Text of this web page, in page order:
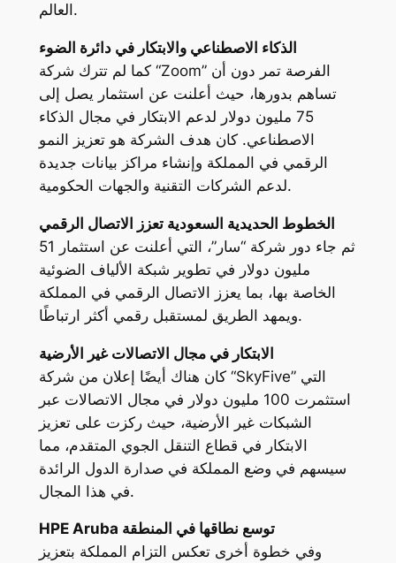
العالم.
الذكاء الاصطناعي والابتكار في دائرة الضوء
كما لم تترك شركة “Zoom” الفرصة تمر دون أن
تساهم بدورها، حيث أعلنت عن استثمار يصل إلى
75 مليون دولار لدعم الابتكار في مجال الذكاء
الاصطناعي. كان هدف الشركة هو تعزيز النمو
الرقمي في المملكة وإنشاء مراكز بيانات جديدة
لدعم الشركات التقنية والجهات الحكومية.
الخطوط الحديدية السعودية تعزز الاتصال الرقمي
ثم جاء دور شركة “سار”، التي أعلنت عن استثمار 51
مليون دولار في تطوير شبكة الألياف الضوئية
الخاصة بها، بما يعزز الاتصال الرقمي في المملكة
ويمهد الطريق لمستقبل رقمي أكثر ارتباطًا.
الابتكار في مجال الاتصالات غير الأرضية
كان هناك أيضًا إعلان من شركة “SkyFive” التي
استثمرت 100 مليون دولار في مجال الاتصالات عبر
الشبكات غير الأرضية، حيث ركزت على تعزيز
الابتكار في قطاع التنقل الجوي المتقدم، مما
سيسهم في وضع المملكة في صدارة الدول الرائدة
في هذا المجال.
HPE Aruba توسع نطاقها في المنطقة
وفي خطوة أخرى تعكس التزام المملكة بتعزيز